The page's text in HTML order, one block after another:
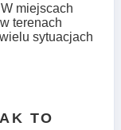
miejscach
terenach
sytuacjach
TO